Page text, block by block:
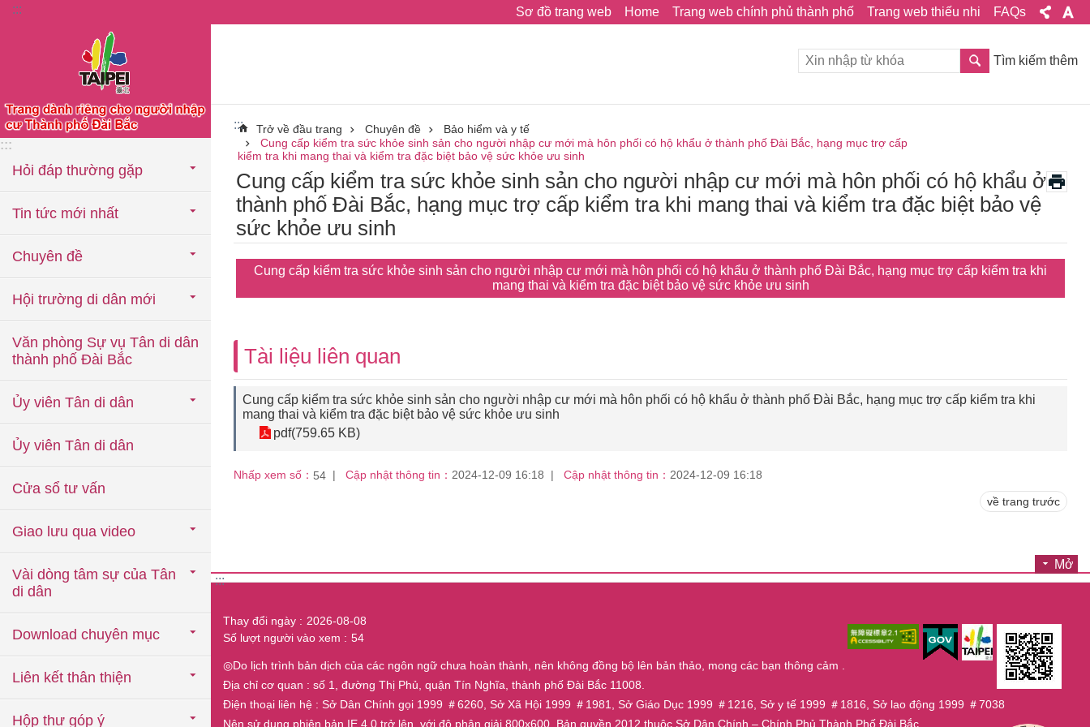
Chuyển đến khối nội dung chính
::: Sơ đồ trang web Home Trang web chính phủ thành phố Trang web thiếu nhi FAQs
:::
Hỏi đáp thường gặp
Tin tức mới nhất
Chuyên đề
Hội trường di dân mới
Văn phòng Sự vụ Tân di dân
thành phố Đài Bắc
Ủy viên Tân di dân
Ủy viên Tân di dân
Cửa sổ tư vấn
Giao lưu qua video
Vài dòng tâm sự của Tân
di dân
Download chuyên mục
Liên kết thân thiện
Hộp thư góp ý
Tìm kiếm thêm
::: Trở về đầu trang Chuyên đề
Bảo hiểm và y tế
Cung cấp kiểm tra sức khỏe sinh sản cho người nhập cư mới mà hôn phối có hộ khẩu ở thành phố Đài Bắc, hạng mục trợ cấp
kiểm tra khi mang thai và kiểm tra đặc biệt bảo vệ sức khỏe ưu sinh
Cung cấp kiểm tra sức khỏe sinh sản cho người nhập cư mới mà hôn phối có hộ khẩu ở
thành phố Đài Bắc, hạng mục trợ cấp kiểm tra khi mang thai và kiểm tra đặc biệt bảo vệ
sức khỏe ưu sinh
Cung cấp kiểm tra sức khỏe sinh sản cho người nhập cư mới mà hôn phối có hộ khẩu ở thành phố Đài Bắc, hạng mục trợ cấp kiểm tra khi
mang thai và kiểm tra đặc biệt bảo vệ sức khỏe ưu sinh
Tài liệu liên quan
Cung cấp kiểm tra sức khỏe sinh sản cho người nhập cư mới mà hôn phối có hộ khẩu ở thành phố Đài Bắc, hạng mục trợ cấp kiểm tra khi
mang thai và kiểm tra đặc biệt bảo vệ sức khỏe ưu sinh
pdf(759.65 KB)
Nhấp xem số： 54 Cập nhật thông tin： 2024-12-09 16:18 Cập nhật thông tin： 2024-12-09 16:18
về trang trước
Mở
:::
Thay đổi ngày
2026-08-08
Số lượt người vào xem
54
◎Do lịch trình bản dịch của các ngôn ngữ chưa hoàn thành, nên không đồng bộ lên bản thảo, mong các bạn thông cảm .
Địa chỉ cơ quan : số 1, đường Thị Phủ, quận Tín Nghĩa, thành phố Đài Bắc 11008.
Điện thoại liên hệ : Sở Dân Chính gọi 1999 ＃6260, Sở Xã Hội 1999 ＃1981, Sở Giáo Dục 1999 ＃1216, Sở y tế 1999 ＃1816, Sở lao động 1999 ＃7038
Nên sử dụng phiên bản IE 4.0 trở lên, với độ phân giải 800x600. Bản quyền 2012 thuộc Sở Dân Chính – Chính Phủ Thành Phố Đài Bắc.